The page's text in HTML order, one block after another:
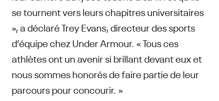
se tournent vers leurs chapitres universitaires
», a déclaré Trey Evans, directeur des sports
d’équipe chez Under Armour. « Tous ces
athlètes ont un avenir si brillant devant eux et
nous sommes honorés de faire partie de leur
parcours pour concourir. »